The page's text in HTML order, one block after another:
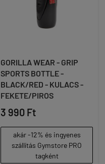
GORILLA WEAR - GRIP
SPORTS BOTTLE -
BLACK/RED - KULACS -
FEKETE/PIROS
3 990 Ft
akár -12% és ingyenes
szállítás Gymstore PRO
tagként